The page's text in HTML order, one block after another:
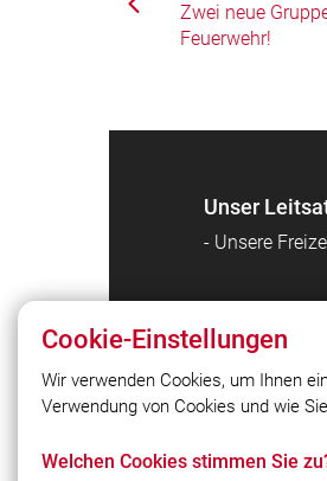
Zwei neue
Feuerwehr!
Unser
- Unsere
Cookie-Einstellungen
Wir verwenden Cookies, um Ihnen
Verwendung von Cookies und wie
Welchen Cookies stimmen Sie